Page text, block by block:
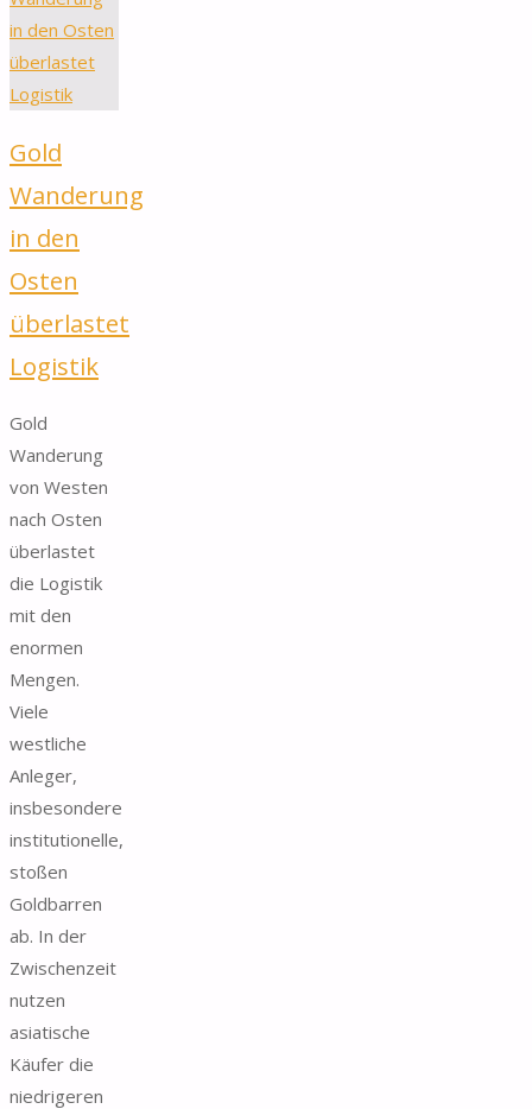
Gold
Wanderung
in den
Osten
überlastet
Logistik
Gold
Wanderung
von Westen
nach Osten
überlastet
die Logistik
mit den
enormen
Mengen.
Viele
westliche
Anleger,
insbesondere
institutionelle,
stoßen
Goldbarren
ab. In der
Zwischenzeit
nutzen
asiatische
Käufer die
niedrigeren